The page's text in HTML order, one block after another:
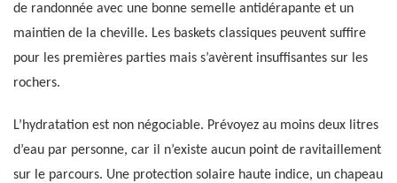
de randonnée avec une bonne semelle antidérapante et un
maintien de la cheville. Les baskets classiques peuvent suffire
pour les premières parties mais s’avèrent insuffisantes sur les
rochers.
L’hydratation est non négociable. Prévoyez au moins deux litres
d’eau par personne, car il n’existe aucun point de ravitaillement
sur le parcours. Une protection solaire haute indice, un chapeau